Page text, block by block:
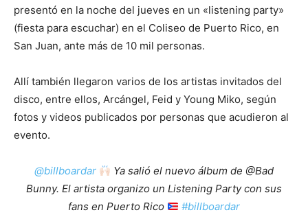
presentó en la noche del jueves en un «listening party»
(fiesta para escuchar) en el Coliseo de Puerto Rico, en
San Juan, ante más de 10 mil personas.
Allí también llegaron varios de los artistas invitados del
disco, entre ellos, Arcángel, Feid y Young Miko, según
fotos y videos publicados por personas que acudieron al
evento.
@billboardar
Ya salió el nuevo álbum de @Bad
Bunny. El artista organizo un Listening Party con sus
fans en Puerto Rico
#billboardar